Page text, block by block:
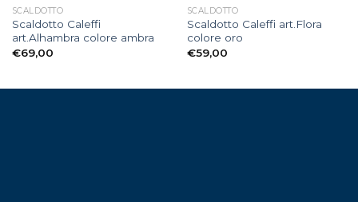
SCALDOTTO
Scaldotto Caleffi
art.Alhambra colore ambra
€69,00
SCALDOTTO
Scaldotto Caleffi art.Flora
colore oro
€59,00